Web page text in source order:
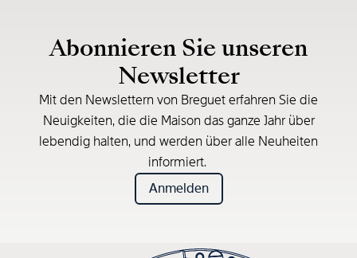
Abonnieren Sie unseren
Newsletter
Mit den Newslettern von Breguet erfahren Sie die
Neuigkeiten, die die Maison das ganze Jahr über
lebendig halten, und werden über alle Neuheiten
informiert.
Anmelden